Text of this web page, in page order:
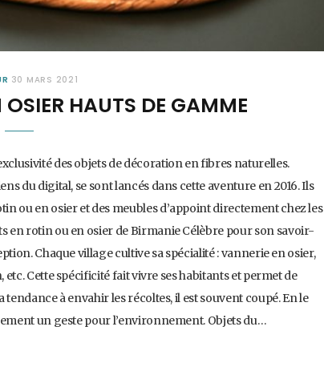
30 MARS 2021
HAUTS DE GAMME
des objets de décoration en fibres naturelles.
du digital, se sont lancés dans cette aventure en 2016. Ils
ou en osier et des meubles d’appoint directement chez les
en rotin ou en osier de Birmanie Célèbre pour son savoir-
Chaque village cultive sa spécialité : vannerie en osier,
Cette spécificité fait vivre ses habitants et permet de
à envahir les récoltes, il est souvent coupé. En le
un geste pour l’environnement. Objets du…